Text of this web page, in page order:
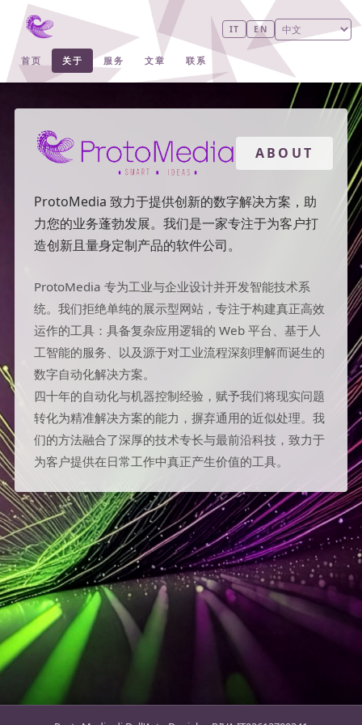
首页 关于 服务 文章 联系
IT EN
ABOUT
ProtoMedia 致力于提供创新的数字解决方案，助
力您的业务蓬勃发展。我们是一家专注于为客户打
造创新且量身定制产品的软件公司。
ProtoMedia 专为工业与企业设计并开发智能技术系
统。我们拒绝单纯的展示型网站，专注于构建真正高效
运作的工具：具备复杂应用逻辑的 Web 平台、基于人
工智能的服务、以及源于对工业流程深刻理解而诞生的
数字自动化解决方案。
四十年的自动化与机器控制经验，赋予我们将现实问题
转化为精准解决方案的能力，摒弃通用的近似处理。我
们的方法融合了深厚的技术专长与最前沿科技，致力于
为客户提供在日常工作中真正产生价值的工具。